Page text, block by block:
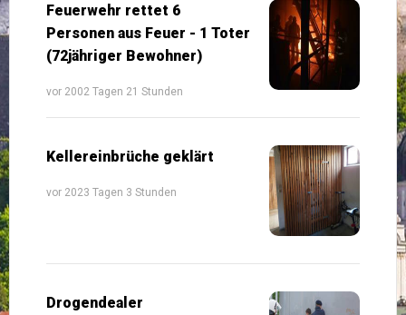
Feuerwehr rettet 6
Personen aus Feuer - 1 Toter
(72jähriger Bewohner)
vor 2002 Tagen 21 Stunden
Kellereinbrüche geklärt
vor 2023 Tagen 3 Stunden
Drogendealer